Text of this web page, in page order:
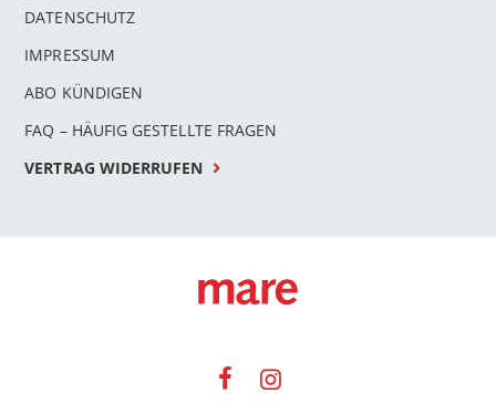
DATENSCHUTZ
IMPRESSUM
ABO KÜNDIGEN
FAQ – HÄUFIG GESTELLTE FRAGEN
VERTRAG WIDERRUFEN